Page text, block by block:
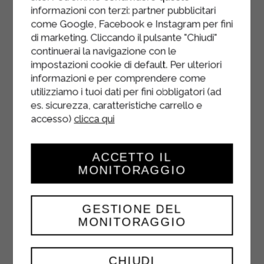
YOGURT BIANCO
informazioni con terzi: partner pubblicitari
come Google, Facebook e Instagram per fini
di marketing. Cliccando il pulsante "Chiudi"
continuerai la navigazione con le
impostazioni cookie di default. Per ulteriori
informazioni e per comprendere come
utilizziamo i tuoi dati per fini obbligatori (ad
es. sicurezza, caratteristiche carrello e
accesso) clicca qui
CHIUDI
GESTIONE DEL
MONITORAGGIO
ACCETTO IL
MONITORAGGIO